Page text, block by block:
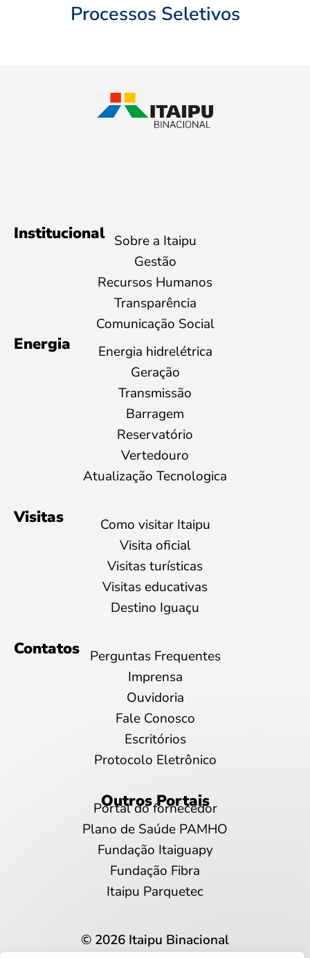
Processos Seletivos
Institucional Sobre a Itaipu
Gestão
Recursos Humanos
Transparência
Comunicação Social
Energia
Energia hidrelétrica
Geração
Transmissão
Barragem
Reservatório
Vertedouro
Atualização Tecnologica
Visitas
Como visitar Itaipu
Visita oficial
Visitas turísticas
Visitas educativas
Destino Iguaçu
Contatos
Perguntas Frequentes
Imprensa
Ouvidoria
Fale Conosco
Escritórios
Protocolo Eletrônico
Outros Portais
Portal do fornecedor
Plano de Saúde PAMHO
Fundação Itaiguapy
Fundação Fibra
Itaipu Parquetec
© 2026 Itaipu Binacional